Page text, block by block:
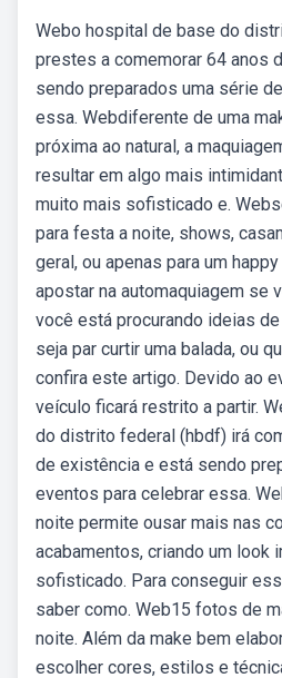
Webo hospital de base do
prestes a comemorar 64 anos
sendo preparados uma série
essa. Webdiferente de uma
próxima ao natural, a
resultar em algo mais
muito mais sofisticado e.
para festa a noite, shows,
geral, ou apenas para um
apostar na automaquiagem se
você está procurando ideias
seja par curtir uma balada, ou
confira este artigo. Devido ao
veículo ficará restrito a partir.
do distrito federal (hbdf) irá
de existência e está sendo
eventos para celebrar essa.
noite permite ousar mais nas
acabamentos, criando um look
sofisticado. Para conseguir
saber como. Web15 fotos de
noite. Além da make bem
escolher cores, estilos e